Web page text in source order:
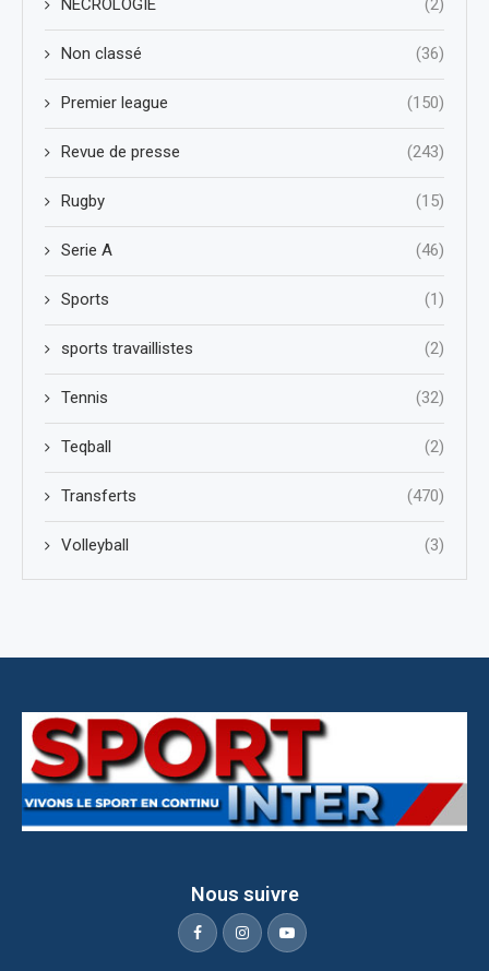
NÉCROLOGIE (2)
Non classé (36)
Premier league (150)
Revue de presse (243)
Rugby (15)
Serie A (46)
Sports (1)
sports travaillistes (2)
Tennis (32)
Teqball (2)
Transferts (470)
Volleyball (3)
Nous suivre